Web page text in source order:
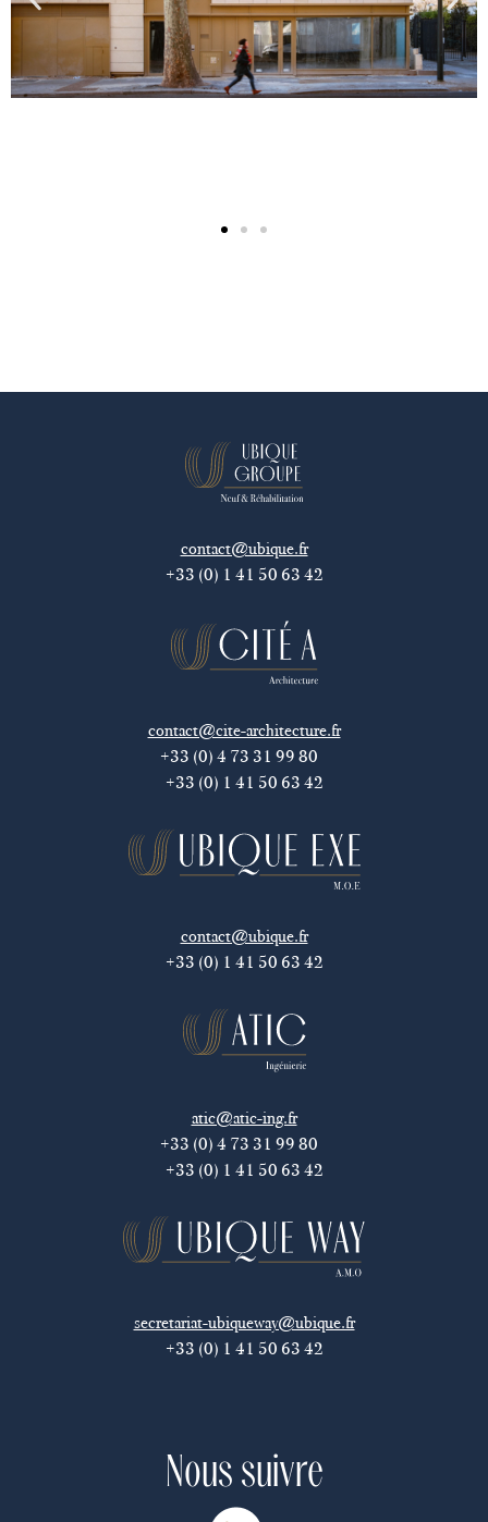
contact@ubique.fr
+33 (0) 1 41 50 63 42
contact@cite-architecture.fr
+33 (0) 4 73 31 99 80
+33 (0) 1 41 50 63 42
contact@ubique.fr
+33 (0) 1 41 50 63 42
atic@atic-ing.fr
+33 (0) 4 73 31 99 80
+33 (0) 1 41 50 63 42
secretariat-ubiqueway@ubique.fr
+33 (0) 1 41 50 63 42
Nous suivre